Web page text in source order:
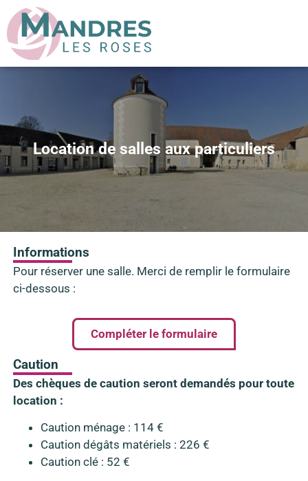
Location de salles aux particuliers
Informations
Pour réserver une salle. Merci de remplir le formulaire
ci-dessous :
Compléter le formulaire
Caution
Des chèques de caution seront demandés pour toute
location :
Caution ménage : 114 €
Caution dégâts matériels : 226 €
Caution clé : 52 €